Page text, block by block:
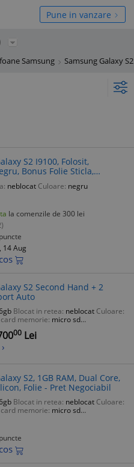
Pune in vanzare
Samsung Samsung Galaxy S2
S2 I9100, Folosit,
Bonus Folie Sticla,
90 Zile, Incarcator
neblocat Culoare: negru
la comenzile de 300 lei
14 Aug
S2 Second Hand + 2
Auto
Blocat in retea: neblocat Culoare:
memorie: micro sd
00 Lei
S2, 1GB RAM, Dual Core,
Folie - Pret Negociabil
Blocat in retea: neblocat Culoare:
memorie: micro sd